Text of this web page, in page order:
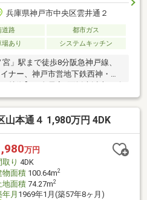
兵庫県神戸市中央区雲井通２
道路
都市ガス
場あり システムキッチン
」駅まで徒歩8分阪急神戸線、
ナー、神戸市営地下鉄西神・山
特徴】・全居室2面採光以上が確
ーフバルコニー＆2・3階にも南
す。・LDKは約15帖。その他居
あります。・ビルトインガレー
内容】・水回り設備の新調・交
バス・洗面化粧台・トイレ・フ
調・畳表替え、など【周辺環
歩9分
山本通４ 1,980万円 4DK
万円
取り 4DK
物面積100.64m2
地面積74.27m2
年月 1969年1月(築57年8ヶ月)